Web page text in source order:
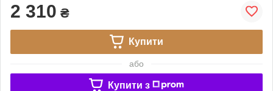
2 310 ₴
Купити
або
Купити з